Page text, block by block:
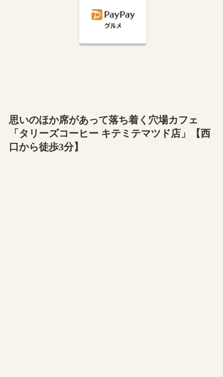
思いのほか席があって落ち着く穴場カフェ
「タリーズコーヒー キテミテマツド店」【西
口から徒歩3分】